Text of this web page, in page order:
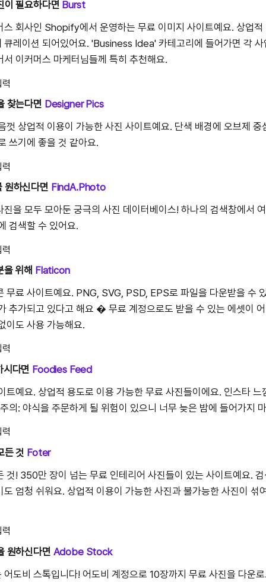
이 필요하다면 Burst
스 회사인 Shopify에서 운영하는 무료 이미지 사이트예요. 상업적
큐레이션 되어있어요. 'Business Idea' 카테고리에 들어가면 각
서 이커머스 마케터님들께 특히 추천해요.
찾는다면 Designer Pics
껏 상업적 이용이 가능한 사진 사이트예요. 단색 배경에 오브제 중
쓰기에 좋을 것 같아요.
원하신다면 FindA.Photo
진을 모두 모아둔 궁극의 사진 데이터베이스! 하나의 검색창에서
검색할 수 있어요.
을 위해 Flaticon
무료 사이트예요. PNG, SVG, PSD, EPS로 파일을 다운받을 수
추가되고 있다고 해요 � 무료 계정으로도 받을 수 있는 에셋이
이도 사용 가능해요.
시다면 Foodies Feed
트예요. 상업적 용도로 이용 가능한 무료 사진들이에요. 인스타 느
의: 야식을 주문하게 될 위험이 있으니 너무 늦은 밤에 들어가지
든 것 Foter
것! 350만 장이 넘는 무료 인테리어 사진들이 있는 사이트예요.
도 엄청 쉬워요. 상업적 이용이 가능한 사진과 불가능한 사진이 섞
원하신다면 Adobe Stock
어도비 스톡입니다! 어도비 계정으로 10장까지 무료 사진을 다운